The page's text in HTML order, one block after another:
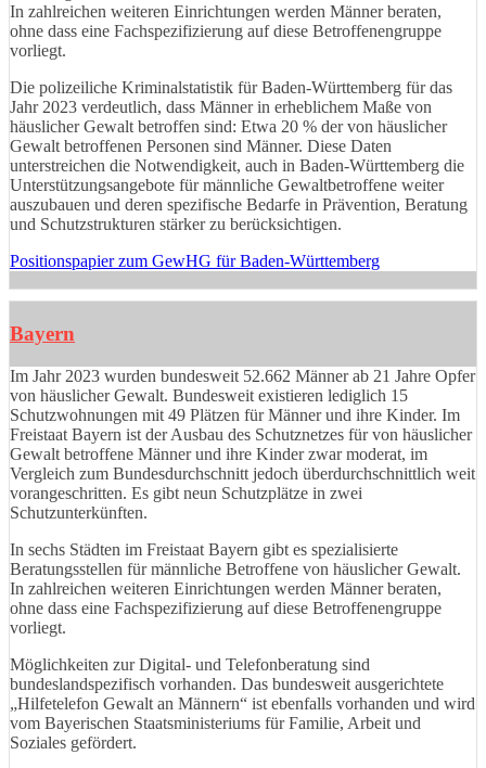
In zahlreichen weiteren Einrichtungen werden Männer beraten,
ohne dass eine Fachspezifizierung auf diese Betroffenengruppe
vorliegt.
Die polizeiliche Kriminalstatistik für Baden-Württemberg für das
Jahr 2023 verdeutlich, dass Männer in erheblichem Maße von
häuslicher Gewalt betroffen sind: Etwa 20 % der von häuslicher
Gewalt betroffenen Personen sind Männer. Diese Daten
unterstreichen die Notwendigkeit, auch in Baden-Württemberg die
Unterstützungsangebote für männliche Gewaltbetroffene weiter
auszubauen und deren spezifische Bedarfe in Prävention, Beratung
und Schutzstrukturen stärker zu berücksichtigen.
Positionspapier zum GewHG für Baden-Württemberg
Bayern
Im Jahr 2023 wurden bundesweit 52.662 Männer ab 21 Jahre Opfer
von häuslicher Gewalt. Bundesweit existieren lediglich 15
Schutzwohnungen mit 49 Plätzen für Männer und ihre Kinder. Im
Freistaat Bayern ist der Ausbau des Schutznetzes für von häuslicher
Gewalt betroffene Männer und ihre Kinder zwar moderat, im
Vergleich zum Bundesdurchschnitt jedoch überdurchschnittlich weit
vorangeschritten. Es gibt neun Schutzplätze in zwei
Schutzunterkünften.
In sechs Städten im Freistaat Bayern gibt es spezialisierte
Beratungsstellen für männliche Betroffene von häuslicher Gewalt.
In zahlreichen weiteren Einrichtungen werden Männer beraten,
ohne dass eine Fachspezifizierung auf diese Betroffenengruppe
vorliegt.
Möglichkeiten zur Digital- und Telefonberatung sind
bundeslandspezifisch vorhanden. Das bundesweit ausgerichtete
„Hilfetelefon Gewalt an Männern“ ist ebenfalls vorhanden und wird
vom Bayerischen Staatsministeriums für Familie, Arbeit und
Soziales gefördert.